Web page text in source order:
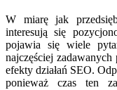
W miarę jak
interesują się
pojawia się wiele
najczęściej
efekty działań SEO.
ponieważ czas ten